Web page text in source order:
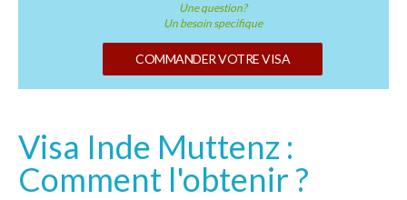
Une question?
Un besoin specifique
COMMANDER VOTRE VISA
Visa Inde Muttenz :
Comment l'obtenir ?